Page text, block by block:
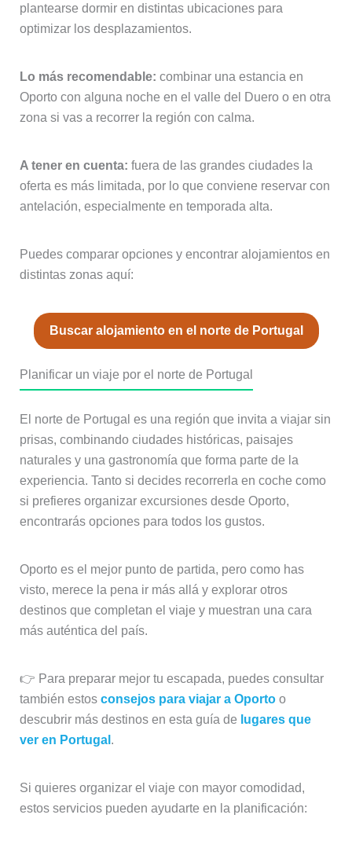
plantearse dormir en distintas ubicaciones para
optimizar los desplazamientos.
Lo más recomendable: combinar una estancia en
Oporto con alguna noche en el valle del Duero o en otra
zona si vas a recorrer la región con calma.
A tener en cuenta: fuera de las grandes ciudades la
oferta es más limitada, por lo que conviene reservar con
antelación, especialmente en temporada alta.
Puedes comparar opciones y encontrar alojamientos en
distintas zonas aquí:
Buscar alojamiento en el norte de Portugal
Planificar un viaje por el norte de Portugal
El norte de Portugal es una región que invita a viajar sin
prisas, combinando ciudades históricas, paisajes
naturales y una gastronomía que forma parte de la
experiencia. Tanto si decides recorrerla en coche como
si prefieres organizar excursiones desde Oporto,
encontrarás opciones para todos los gustos.
Oporto es el mejor punto de partida, pero como has
visto, merece la pena ir más allá y explorar otros
destinos que completan el viaje y muestran una cara
más auténtica del país.
👉 Para preparar mejor tu escapada, puedes consultar
también estos consejos para viajar a Oportoo
descubrir más destinos en esta guía de lugares que
ver en Portugal .
Si quieres organizar el viaje con mayor comodidad,
estos servicios pueden ayudarte en la planificación: